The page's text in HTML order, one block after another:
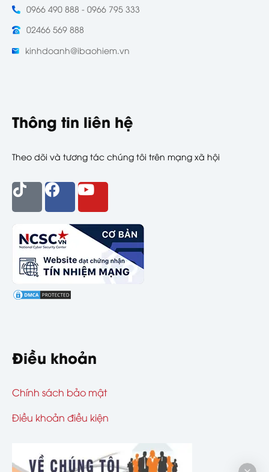
0966 490 888 - 0966 795 333
02466 569 888
kinhdoanh@ibaohiem.vn
Thông tin liên hệ
Theo dõi và tương tác chúng tôi trên mạng xã hội
Điều khoản
Chính sách bảo mật
Điều khoản điều kiện